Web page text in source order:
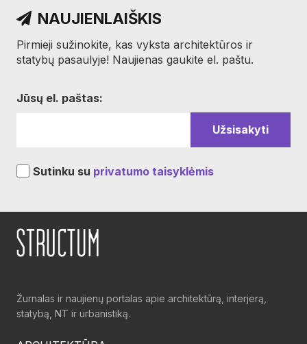
NAUJIENLAIŠKIS
Pirmieji sužinokite, kas vyksta architektūros ir
statybų pasaulyje! Naujienas gaukite el. paštu.
Jūsų el. paštas:
Sutinku su privatumo taisyklėmis
Žurnalas ir naujienų portalas apie architektūrą, interjerą,
statybą, NT ir urbanistiką.